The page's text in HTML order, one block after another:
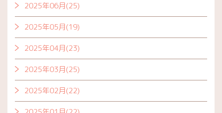
2025年06月(25)
2025年05月(19)
2025年04月(23)
2025年03月(25)
2025年02月(22)